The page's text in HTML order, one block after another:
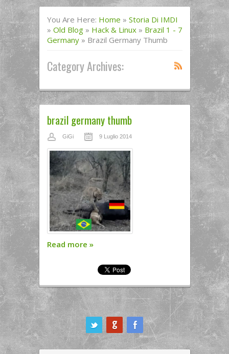
You Are Here: Home » Storia Di IMDI
» Old Blog » Hack & Linux » Brazil 1 - 7
Germany » Brazil Germany Thumb
Category Archives:
brazil germany thumb
GiGi 9 Luglio 2014
Read more »